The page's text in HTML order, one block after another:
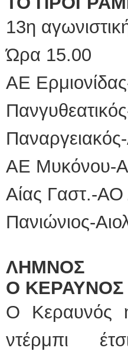
13η
Ώρα 15.00
ΑΕ
ΑΕ Μυκόνου-
Αίας Γαστ.-ΑΟ
Πανιώνιος-
ΛΗΜΝΟΣ
Ο
Ο Κεραυνός
ντέρμπι